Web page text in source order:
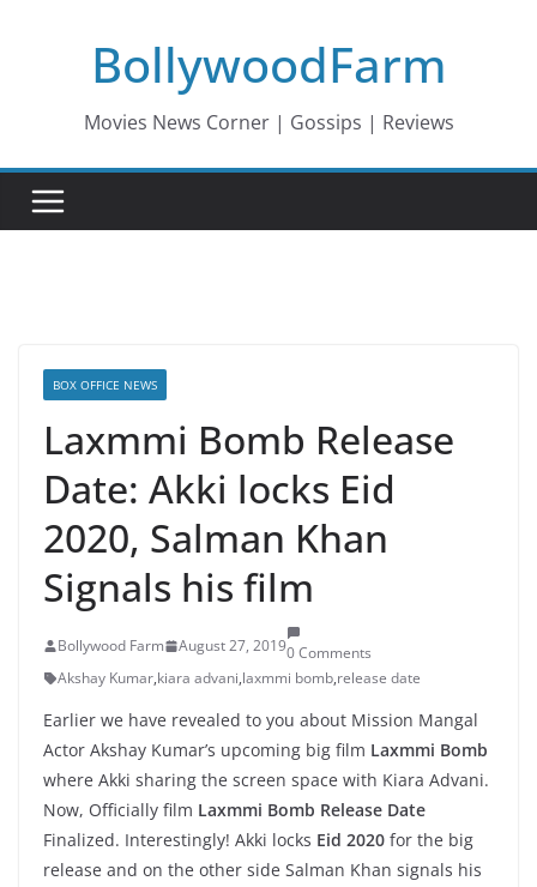
BollywoodFarm
Movies News Corner | Gossips | Reviews
BOX OFFICE NEWS
Laxmmi Bomb Release
Date: Akki locks Eid
2020, Salman Khan
Signals his film
Bollywood Farm August 27, 20190 Comments
Akshay Kumar,kiara advani,laxmmi bomb,release date
Earlier we have revealed to you about Mission Mangal
Actor Akshay Kumar’s upcoming big film Laxmmi Bomb
where Akki sharing the screen space with Kiara Advani.
Now, Officially film Laxmmi Bomb Release Date
Finalized. Interestingly! Akki locks Eid 2020 for the big
release and on the other side Salman Khan signals his